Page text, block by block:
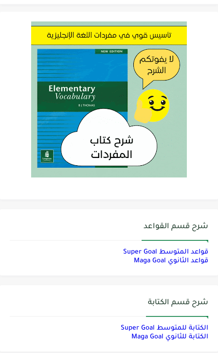
شرح قسم القواعد
قواعد المتوسط Super Goal
قواعد الثانوي Maga Goal
شرح قسم الكتابة
الكتابة للمتوسط Super Goal
الكتابة للثانوي Maga Goal